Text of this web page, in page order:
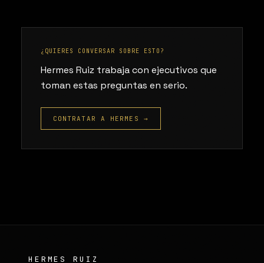
¿QUIERES CONVERSAR SOBRE ESTO?
Hermes Ruiz trabaja con ejecutivos que
toman estas preguntas en serio.
CONTRATAR A HERMES →
HERMES RUIZ